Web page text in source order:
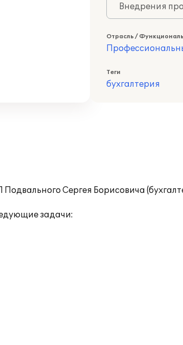
Внедрения
Отрасль /
Теги
бухгалтерия
Сергея Борисовича
задачи: